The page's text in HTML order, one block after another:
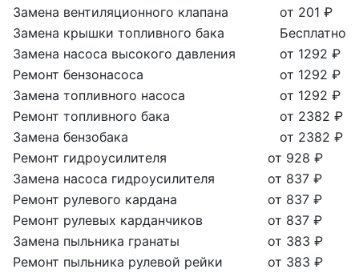
Замена вентиляционного клапана
от 201 ₽
Замена крышки топливного бака
Бесплатно
Замена насоса высокого давления
от 1292 ₽
Ремонт бензонасоса
от 1292 ₽
Замена топливного насоса
от 1292 ₽
Ремонт топливного бака
от 2382 ₽
Замена бензобака
от 2382 ₽
Ремонт гидроусилителя
от 928 ₽
Замена насоса гидроусилителя
от 837 ₽
Ремонт рулевого кардана
от 837 ₽
Ремонт рулевых карданчиков
от 837 ₽
Замена пыльника гранаты
от 383 ₽
Ремонт пыльника рулевой рейки
от 383 ₽